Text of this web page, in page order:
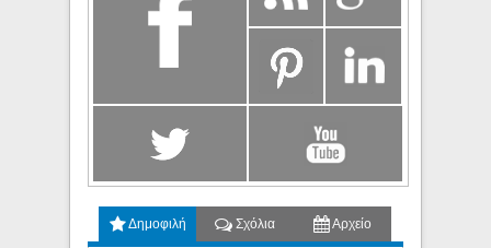
Δημοφιλή Σχόλια Αρχείο